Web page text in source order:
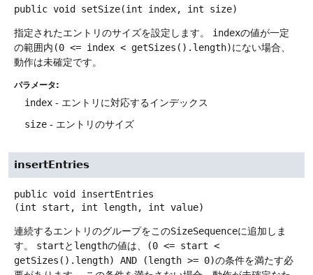
public void setSize(int index, int size)
指定されたエントリのサイズを設定します。 indexの値が一定
の範囲内 (0 <= index < getSizes().length)にない場合、
動作は未確定です。
パラメータ:
index - エントリに対応するインデックス
size - エントリのサイズ
insertEntries
public void
insertEntries
(int start, int length, int value)
連続するエントリのグループをこのSizeSequenceに追加しま
す。
startと lengthの値は、
(0 <= start <
getSizes().length) AND (length >= 0)の条件を満たす必